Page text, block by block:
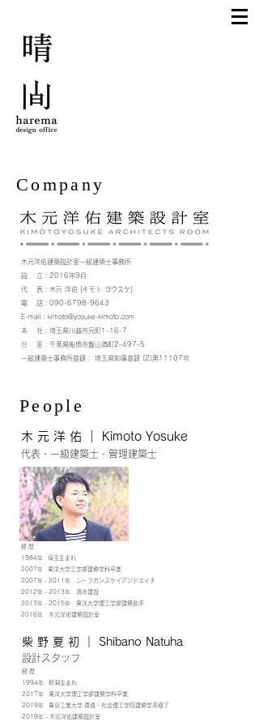
​Company
木元洋佑建築設計室一級建築士事務所
設 立：2016年9月
代 表：木元 洋佑 [キモト ヨウスケ]
電 話：090-6798-9643
E-mail： kimoto@yosuke-kimoto.com
本 社：埼玉県川越市元町1-16-7
分 室：千葉県船橋市飯山満町2-497-5
一級建築士事務所登録： 埼玉県知事登録 (2)第11107号
​People
​木 元 洋 佑 ｜ Kimoto Yosuke
​代表・一級建築士・管理建築士
経 歴
1984年 埼玉生まれ
2007年 東洋大学工学部建築学科卒業
2007年 - 2011年 シーラカンスケイアンドエイチ
2012年 - 2013年 清水建設
2013年 - 2015年 東洋大学理工学部建築助手
2016年 木元洋佑建築設計室
​柴 野 夏 初 ｜ Shibano Natuha
​設計スタッフ
経 歴
1994年 新潟生まれ
2017年 東洋大学理工学部建築学科卒業
2019年 東京工業大学 環境・社会理工学院建築学系修了
2019年 - 木元洋佑建築設計室